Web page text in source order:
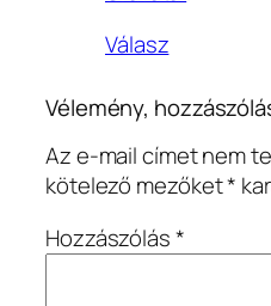
Válasz
Vélemény,
Az e-mail címet nem
kötelező mezőket*
Hozzászólás*